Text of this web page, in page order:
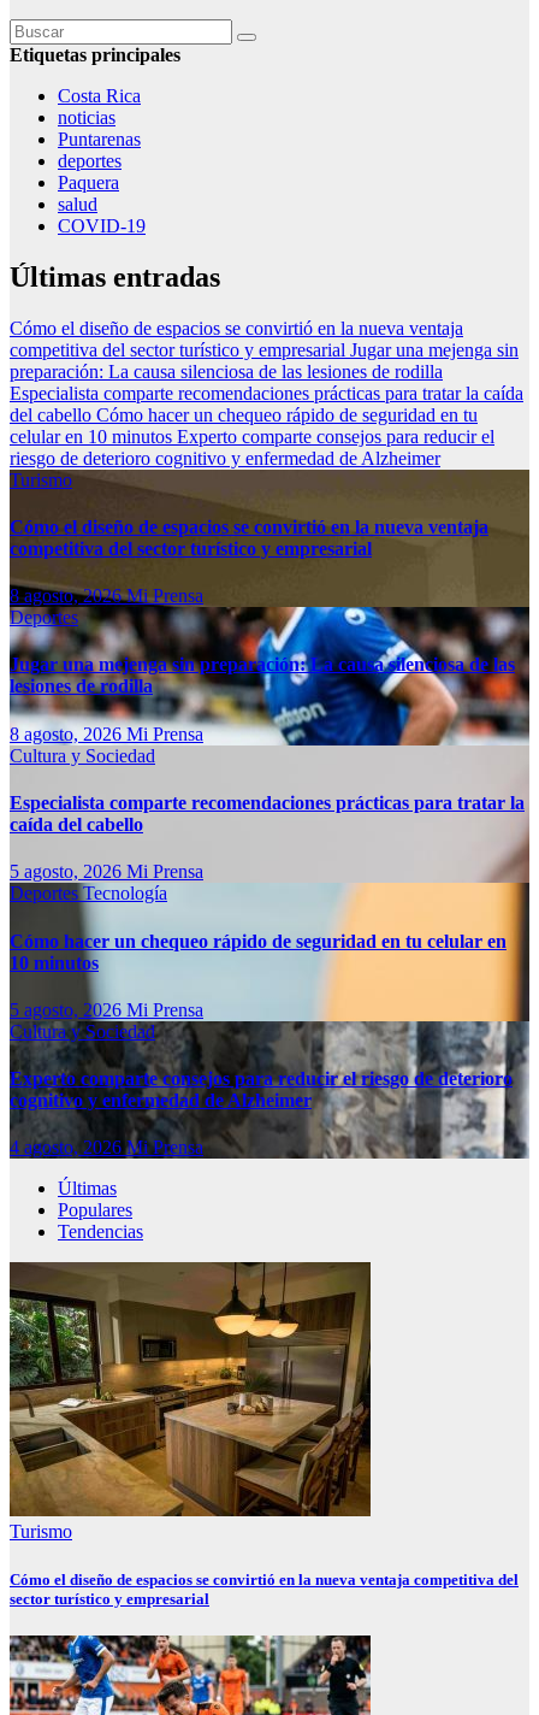
Etiquetas principales
Costa Rica
noticias
Puntarenas
deportes
Paquera
salud
COVID-19
Últimas entradas
Cómo el diseño de espacios se convirtió en la nueva ventaja
competitiva del sector turístico y empresarial Jugar una mejenga sin
preparación: La causa silenciosa de las lesiones de rodilla
Especialista comparte recomendaciones prácticas para tratar la caída
del cabello Cómo hacer un chequeo rápido de seguridad en tu
celular en 10 minutos Experto comparte consejos para reducir el
riesgo de deterioro cognitivo у enfermedad de Alzheimer
Turismo
Cómo el diseño de espacios se convirtió en la nueva ventaja
competitiva del sector turístico y empresarial
8 agosto, 2026Mi Prensa
Deportes
Jugar una mejenga sin preparación: La causa silenciosa de las
lesiones de rodilla
8 agosto, 2026 Mi Prensa
Cultura y Sociedad
Especialista comparte recomendaciones prácticas para tratar la
caída del cabello
5 agosto, 2026 Mi Prensa
Deportes Tecnología
Cómo hacer un chequeo rápido de seguridad en tu celular en
10 minutos
5 agosto, 2026 Mi Prensa
Cultura y Sociedad
Experto comparte consejos para reducir el riesgo de deterioro
cognitivo у enfermedad de Alzheimer
4 agosto, 2026 Mi Prensa
Últimas
Populares
Tendencias
Turismo
Cómo el diseño de espacios se convirtió en la nueva ventaja competitiva del
sector turístico y empresarial